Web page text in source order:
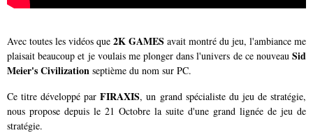
Avec toutes les vidéos que 2K GAMES avait montré du jeu, l'ambiance me
plaisait beaucoup et je voulais me plonger dans l'univers de ce nouveau Sid
Meier's Civilization septième du nom sur PC.
Ce titre développé parFIRAXIS, un grand spécialiste du jeu de stratégie,
nous propose depuis le 21 Octobre la suite d'une grand lignée de jeu de
stratégie.